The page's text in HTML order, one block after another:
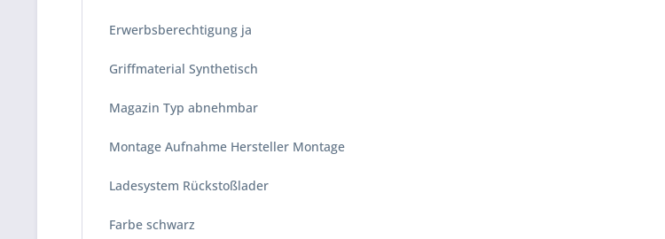
Erwerbsberechtigung ja
Griffmaterial Synthetisch
Magazin Typ abnehmbar
Montage Aufnahme Hersteller Montage
Ladesystem Rückstoßlader
Farbe schwarz